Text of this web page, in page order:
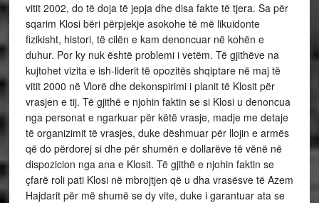
vitit 2002, do të doja të jepja dhe disa fakte të tjera. Sa për
sqarim Klosi bëri përpjekje asokohe të më likuidonte
fizikisht, histori, të cilën e kam denoncuar në kohën e
duhur. Por ky nuk është problemi i vetëm. Të gjithëve na
kujtohet vizita e ish-liderit të opozitës shqiptare në maj të
vitit 2000 në Vlorë dhe dekonspirimi i planit të Klosit për
vrasjen e tij. Të gjithë e njohin faktin se si Klosi u denoncua
nga personat e ngarkuar për këtë vrasje, madje me detaje
të organizimit të vrasjes, duke dëshmuar për llojin e armës
që do përdorej si dhe për shumën e dollarëve të vënë në
dispozicion nga ana e Klosit. Të gjithë e njohin faktin se
çfarë roli pati Klosi në mbrojtjen që u dha vrasësve të Azem
Hajdarit për më shumë se dy vite, duke i garantuar ata se